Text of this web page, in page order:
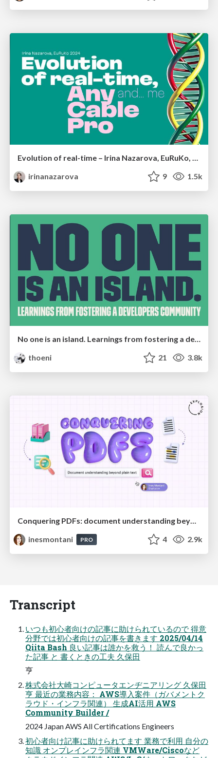
Evolution of real-time – Irina Nazarova, EuRuKo, 2024
irinanazarova
9 1.5k
No one is an island. Learnings from fostering a developers community.
thoeni
21 3.8k
inesmontani
PRO 4 2.9k
Transcript
いつも初心者向けの記事に助けられているので 得意
分野では初心者向けの記事を書きます 2025/04/14
Qiita Bash 良い記事は誰かを救う！ 読んで良かっ
た記事 と 書くときの工夫 久保田
亨
株式会社大崎コンピュータエンヂニアリング 久保田
亨 最近の業務内容： AWS導入案件（ガバメントク
ラウド・インフラ関連） 生成AI活用 AWS
Community Builder /
2024 Japan AWS All Certifications Engineers
初心者向け記事に助けられてます 業務で利用 自分の
知識 オンプレインフラ関連 VMWare/Ciscoなど